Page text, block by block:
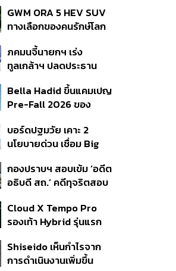
กลยุทธ์จัดพอร์ตสู้ศึก
Mega Trend 3-5 ปีข้าง
GWM ORA 5 HEV SUV
ทางเลือกของคนรักษ์โลก
ภคมนจี้นายกฯ เร่ง
ทูลเกล้าฯ ปลดประธาน
เสนอยุบกรรมการทั้งชุด
แล้วสรรหาใหม่
Bella Hadid ขึ้นแคมเปญ
Pre-Fall 2026 ของ
บอร์ดปฐมวัย เคาะ 2
นโยบายด่วน เชื่อม Big
เด็กตกหล่น-ห้ามสอบ
แข่งขันเด็กเล็ก เน้นเรียนรู้
กองปราบฯ สอบเข้ม ‘อดีต
อธิบดี สถ.’ คดีทุจริตสอบ
จ่อชง ป.ป.ช. 12 ส.ค. นี้
Cloud X Tempo Pro
รองเท้า Hybrid รุ่นแรก
Shiseido เห็นกำไรจาก
การดำเนินงานเพิ่มขึ้น